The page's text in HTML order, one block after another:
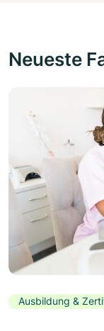
Neueste
Ausbildung &